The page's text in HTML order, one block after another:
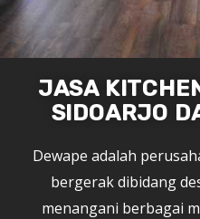
JASA
SIDOARJO
Dewape adalah
bergerak dibidang
menangani berbagai